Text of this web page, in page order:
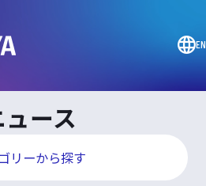
EN
ュース
リーから探す